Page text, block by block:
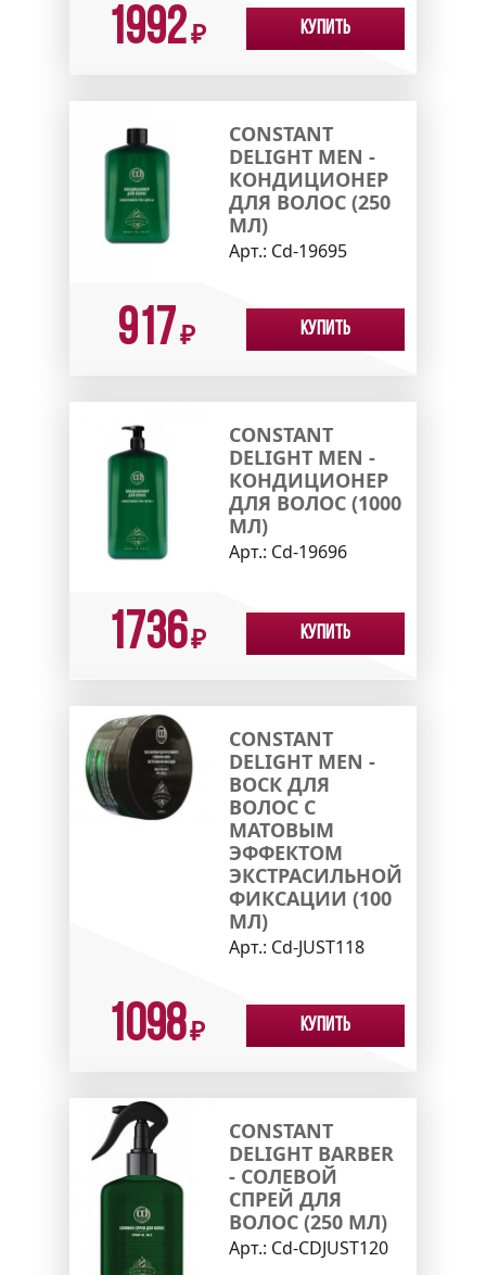
1992₽ Купить
CONSTANT
DELIGHT MEN -
КОНДИЦИОНЕР
ДЛЯ ВОЛОС (250
МЛ)
Арт.: Cd-19695
917₽ Купить
CONSTANT
DELIGHT MEN -
КОНДИЦИОНЕР
ДЛЯ ВОЛОС (1000
МЛ)
Арт.: Cd-19696
1736₽ Купить
CONSTANT
DELIGHT MEN -
ВОСК ДЛЯ
ВОЛОС С
МАТОВЫМ
ЭФФЕКТОМ
ЭКСТРАСИЛЬНОЙ
ФИКСАЦИИ (100
МЛ)
Арт.: Cd-JUST118
1098₽ Купить
CONSTANT
DELIGHT BARBER
- СОЛЕВОЙ
СПРЕЙ ДЛЯ
ВОЛОС (250 МЛ)
Арт.: Cd-CDJUST120